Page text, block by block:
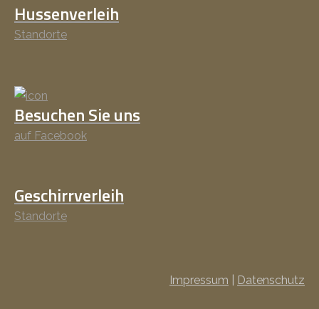
Hussenverleih
Standorte
Besuchen Sie uns
auf Facebook
Geschirrverleih
Standorte
Impressum Datenschutz